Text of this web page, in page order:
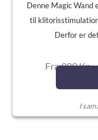
Denne Magic Wand
til
Derfor er
Fra:999 Kr.
I